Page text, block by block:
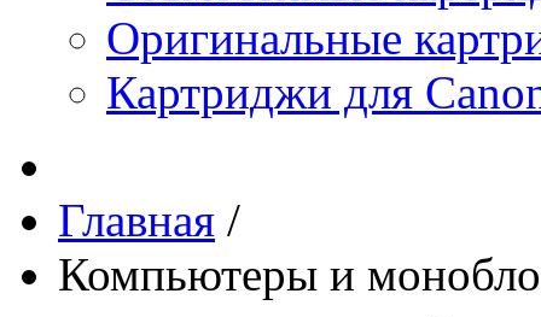
Оригинальные
Картриджи для
Главная /
Компьютеры и